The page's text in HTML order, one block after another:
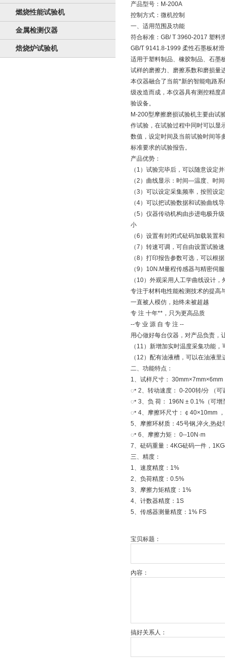
燃烧性能试验机
金属检测仪器
焙烧炉试验机
产品型号：M-200A
控制方式：微机控制
一、适用范围及功能
符合标准：GB/ T 3960-2017 塑料
GB/T 9141.8-1999 柔性石墨板材
适用于塑料制品、橡胶制品、石墨
试样的磨擦力、磨擦系数和磨损量
本仪器融合了当前*新的智能电路
级改造而成，本仪器具有测控精度
验设备。
M-200型摩擦磨损试验机主要由试
作试验，在试验过程中同时可以显
数值，设定时间及当前试验时间等
标准要求的试验报告。
产品优势：
（1）试验完毕后，可以随意设定
（2）曲线显示：时间—温度、
（3）可以设定采集频率，按照设
（4）可以把试验数据和试验曲线
（5）仪器传动机构由步进电极升
小
（6）设置有封闭式砝码加载装置
（7）转速可调，可自由设置试验
（8）打印报告参数可选，可以根
（9）10N.M量程传感器与精密伺
（10）外观采用人工学曲线设计
专注于材料电性能检测技术的提高
一直被人模仿，始终未被超越
专 注 十年**，只为更高品质
--专 业 源 自 专 注 --
用心做好每台仪器，对产品负责，
（11）新增加实时温度采集功能
（12）配有油液槽，可以在油液里
二、功能特点：
1、试样尺寸： 30mm×7mm×6mm
ꢀ 2、转动速度： 0-200转/分 （可
ꢀ 3、负 荷： 196N ± 0.1%（可增
ꢀ 4、摩擦环尺寸：￠40×10mm
5、摩擦环材质：45号钢,淬火,热
ꢀ 6、摩擦力矩： 0--10N·m
7、砝码重量：4KG砝码一件，
三、精度：
1、速度精度：1%
2、负荷精度：0.5%
3、摩擦力矩精度：1%
4、计数器精度：1S
5、传感器测量精度：1% FS
宝贝标题：
內容：
搞好关系人：